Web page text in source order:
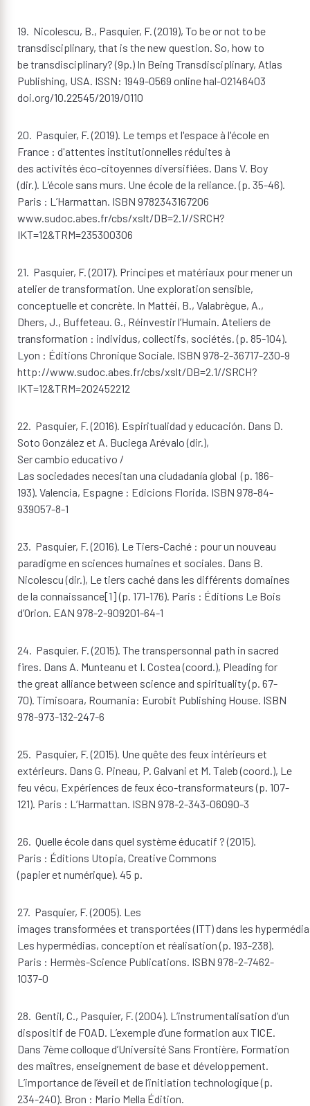
19. Nicolescu, B., Pasquier, F. (2019), To be or not to be
transdisciplinary, that is the new question. So, how to
be transdisciplinary? (9p.) In Being Transdisciplinary, Atlas
Publishing, USA. ISSN: 1949-0569 online hal-02146403
doi.org/10.22545/2019/0110
20. Pasquier, F. (2019). Le temps et l'espace à l'école en
France : d'attentes institutionnelles réduites à
des activités éco-citoyennes diversifiées. Dans V. Boy
(dir.). L’école sans murs. Une école de la reliance. (p. 35-46).
Paris : L’Harmattan. ISBN 9782343167206
www.sudoc.abes.fr/cbs/xslt/DB=2.1//SRCH?
IKT=12&TRM=235300306
21. Pasquier, F. (2017). Principes et matériaux pour mener un
atelier de transformation. Une exploration sensible,
conceptuelle et concrète. In Mattéi, B., Valabrègue, A.,
Dhers, J., Buffeteau. G., Réinvestir l’Humain. Ateliers de
transformation : individus, collectifs, sociétés. (p. 85-104).
Lyon : Éditions Chronique Sociale. ISBN 978-2-36717-230-9
http://www.sudoc.abes.fr/cbs/xslt/DB=2.1//SRCH?
IKT=12&TRM=202452212
22. Pasquier, F. (2016). Espiritualidad y educación. Dans D.
Soto González et A. Buciega Arévalo (dir.),
Ser cambio educativo /
Las sociedades necesitan una ciudadanía global (p. 186-
193). Valencia, Espagne : Edicions Florida. ISBN 978-84-
939057-8-1
23. Pasquier, F. (2016). Le Tiers-Caché : pour un nouveau
paradigme en sciences humaines et sociales. Dans B.
Nicolescu (dir.), Le tiers caché dans les différents domaines
de la connaissance[1] (p. 171-176). Paris : Éditions Le Bois
d’Orion. EAN 978-2-909201-64-1
24. Pasquier, F. (2015). The transpersonnal path in sacred
fires. Dans A. Munteanu et I. Costea (coord.), Pleading for
the great alliance between science and spirituality (p. 67-
70). Timisoara, Roumania: Eurobit Publishing House. ISBN
978-973-132-247-6
25. Pasquier, F. (2015). Une quête des feux intérieurs et
extérieurs. Dans G. Pineau, P. Galvani et M. Taleb (coord.), Le
feu vécu, Expériences de feux éco-transformateurs (p. 107-
121). Paris : L’Harmattan. ISBN 978-2-343-06090-3
26. Quelle école dans quel système éducatif ? (2015).
Paris : Éditions Utopia, Creative Commons
(papier et numérique). 45 p.
27. Pasquier, F. (2005). Les
images transformées et transportées (ITT) dans les
Les hypermédias, conception et réalisation (p. 193-238).
Paris : Hermès-Science Publications. ISBN 978-2-7462-
1037-0
28. Gentil, C., Pasquier, F. (2004). L’instrumentalisation d’un
dispositif de FOAD. L’exemple d’une formation aux TICE.
Dans 7ème colloque d’Université Sans Frontière, Formation
des maîtres, enseignement de base et développement.
L’importance de l’éveil et de l’initiation technologique (p.
234-240). Bron : Mario Mella Édition.